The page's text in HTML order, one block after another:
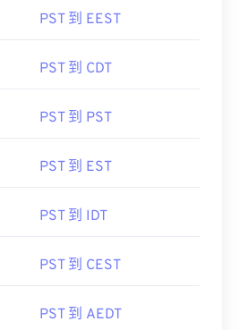
PST 到 EEST
PST 到 CDT
PST 到 PST
PST 到 EST
PST 到 IDT
PST 到 CEST
PST 到 AEDT